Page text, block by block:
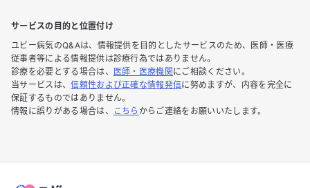
サービスの目的と位置付け
ユビー病気のQ&Aは、情報提供を目的としたサービスのため、医師・医療
従事者等による情報提供は診療行為ではありません。
診療を必要とする場合は、
医師・医療機関 にご相談ください。
当サービスは、信頼性および正確な情報発信に努めますが、内容を完全に
保証するものではありません。
情報に誤りがある場合は、
こちら からご連絡をお願いいたします。